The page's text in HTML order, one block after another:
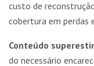
custo de
cobertura em perdas
Conteúdo
do necessário